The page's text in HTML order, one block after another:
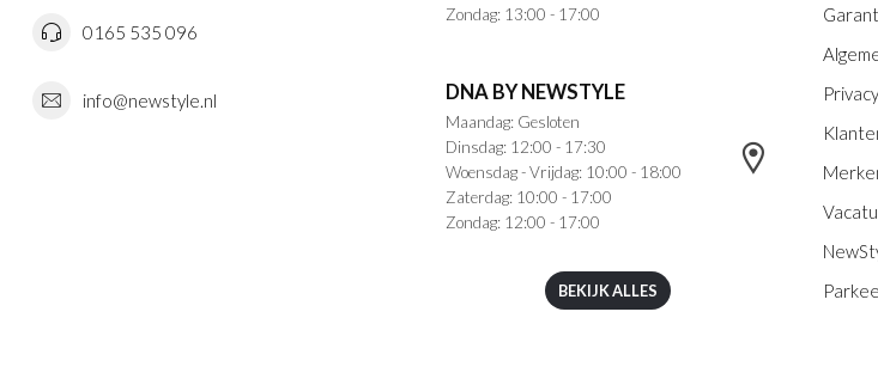
0165 535 096
info@newstyle.nl
Zondag: 13:00 - 17:00
DNA BY NEWSTYLE
Maandag: Gesloten
Dinsdag: 12:00 - 17:30
Woensdag - Vrijdag: 10:00 - 18:00
Zaterdag: 10:00 - 17:00
Zondag: 12:00 - 17:00
BEKIJK ALLES